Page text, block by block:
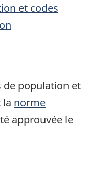
et codes
de population et
la norme
approuvée le